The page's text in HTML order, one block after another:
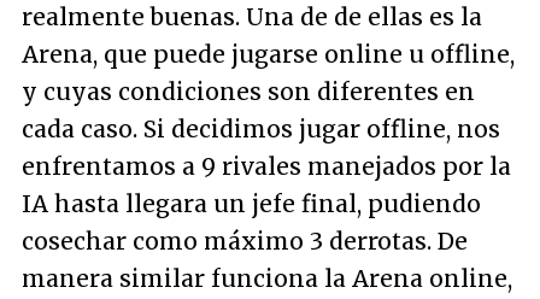
realmente buenas. Una de de ellas es la
Arena, que puede jugarse online u offline,
y cuyas condiciones son diferentes en
cada caso. Si decidimos jugar offline, nos
enfrentamos a 9 rivales manejados por la
IA hasta llegara un jefe final, pudiendo
cosechar como máximo 3 derrotas. De
manera similar funciona la Arena online,